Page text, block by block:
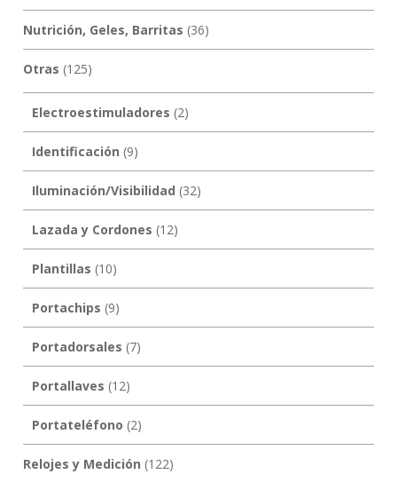
Nutrición, Geles, Barritas (36)
Otras (125)
Electroestimuladores (2)
Identificación (9)
Iluminación/Visibilidad (32)
Lazada y Cordones (12)
Plantillas (10)
Portachips (9)
Portadorsales (7)
Portallaves (12)
Portateléfono (2)
Relojes y Medición (122)